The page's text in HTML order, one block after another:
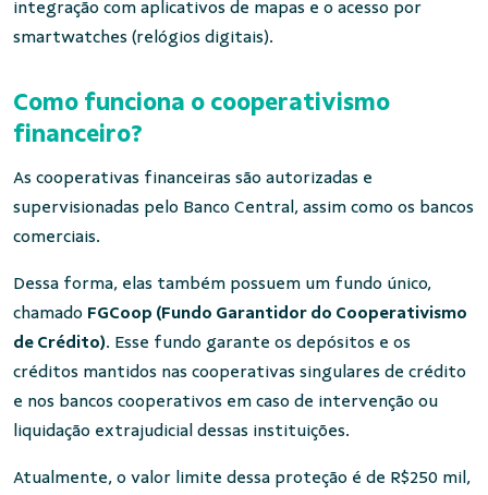
integração com aplicativos de mapas e o acesso por
smartwatches (relógios digitais).
Como funciona o cooperativismo
financeiro?
As cooperativas financeiras são autorizadas e
supervisionadas pelo Banco Central, assim como os bancos
comerciais.
Dessa forma, elas também possuem um fundo único,
chamado FGCoop (Fundo Garantidor do Cooperativismo
de Crédito). Esse fundo garante os depósitos e os
créditos mantidos nas cooperativas singulares de crédito
e nos bancos cooperativos em caso de intervenção ou
liquidação extrajudicial dessas instituições.
Atualmente, o valor limite dessa proteção é de R$250 mil,